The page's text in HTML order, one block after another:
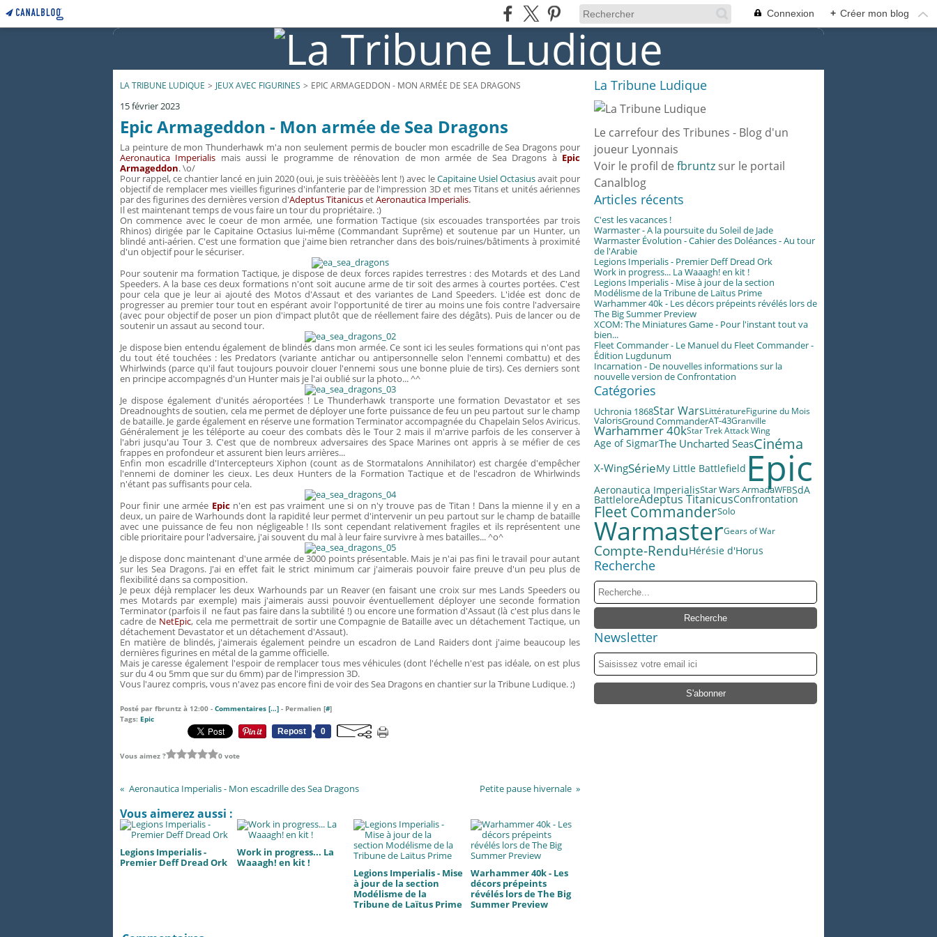
Connexion + Créer mon blog
LA TRIBUNE LUDIQUE > JEUX AVEC FIGURINES > EPIC ARMAGEDDON - MON ARMÉE DE SEA DRAGONS
15 février 2023
Epic Armageddon - Mon armée de Sea Dragons
La peinture de mon Thunderhawk m'a non seulement permis de boucler mon escadrille de Sea Dragons pour
Aeronautica Imperialis mais aussi le programme de rénovation de mon armée de Sea Dragons à Epic
Armageddon. \o/
Pour rappel, ce chantier lancé en juin 2020 (oui, je suis trèèèèès lent !) avec leCapitaine Usiel Octasiusavait pour
objectif de remplacer mes vieilles figurines d'infanterie par de l'impression 3D et mes Titans et unités aériennes
par des figurines des dernières version d'Adeptus TitanicusetAeronautica Imperialis.
Il est maintenant temps de vous faire un tour du propriétaire. :)
On commence avec le coeur de mon armée, une formation Tactique (six escouades transportées par trois
Rhinos) dirigée par le Capitaine Octasius lui-même (Commandant Suprême) et soutenue par un Hunter, un
blindé anti-aérien. C'est une formation que j'aime bien retrancher dans des bois/ruines/bâtiments à proximité
d'un objectif pour le sécuriser.
Pour soutenir ma formation Tactique, je dispose de deux forces rapides terrestres : des Motards et des Land
Speeders. A la base ces deux formations n'ont soit aucune arme de tir soit des armes à courtes portées. C'est
pour cela que je leur ai ajouté des Motos d'Assaut et des variantes de Land Speeders. L'idée est donc de
progresser au premier tour tout en espérant avoir l'opportunité de tirer au moins une fois contre l'adversaire
(avec pour objectif de poser un pion d'impact plutôt que de réellement faire des dégâts). Puis de lancer ou de
soutenir un assaut au second tour.
Je dispose bien entendu également de blindés dans mon armée. Ce sont ici les seules formations qui n'ont pas
du tout été touchées : les Predators (variante antichar ou antipersonnelle selon l'ennemi combattu) et des
Whirlwinds (parce qu'il faut toujours pouvoir clouer l'ennemi sous une bonne pluie de tirs). Ces derniers sont
en principe accompagnés d'un Hunter mais je l'ai oublié sur la photo... ^^
Je dispose également d'unités aéroportées ! Le Thunderhawk transporte une formation Devastator et ses
Dreadnoughts de soutien, cela me permet de déployer une forte puissance de feu un peu partout sur le champ
de bataille. Je garde également en réserve une formation Terminator accompagnée du Chapelain Selos Aviricus.
Généralement je les téléporte au coeur des combats dès le Tour 2 mais il m'arrive parfois de les conserver à
l'abri jusqu'au Tour 3. C'est que de nombreux adversaires des Space Marines ont appris à se méfier de ces
frappes en profondeur et assurent bien leurs arrières...
Enfin mon escadrille d'Intercepteurs Xiphon (count as de Stormatalons Annihilator) est chargée d'empêcher
l'ennemi de dominer les cieux. Les deux Hunters de la Formation Tactique et de l'escadron de Whirlwinds
n'étant pas suffisants pour cela.
Pour finir une armée Epic n'en est pas vraiment une si on n'y trouve pas de Titan ! Dans la mienne il y en a
deux, un paire de Warhounds dont la rapidité leur permet d'intervenir un peu partout sur le champ de bataille
avec une puissance de feu non négligeable ! Ils sont cependant relativement fragiles et ils représentent une
cible prioritaire pour l'adversaire, j'ai souvent du mal à leur faire survivre à mes batailles... ^o^
Je dispose donc maintenant d'une armée de 3000 points présentable. Mais je n'ai pas fini le travail pour autant
sur les Sea Dragons. J'ai en effet fait le strict minimum car j'aimerais pouvoir faire preuve d'un peu plus de
flexibilité dans sa composition.
Je peux déjà remplacer les deux Warhounds par un Reaver (en faisant une croix sur mes Lands Speeders ou
mes Motards par exemple) mais j'aimerais aussi pouvoir éventuellement déployer une seconde formation
Terminator (parfois il ne faut pas faire dans la subtilité !) ou encore une formation d'Assaut (là c'est plus dans le
cadre de NetEpic, cela me permettrait de sortir une Compagnie de Bataille avec un détachement Tactique, un
détachement Devastator et un détachement d'Assaut).
En matière de blindés, j'aimerais également peindre un escadron de Land Raiders dont j'aime beaucoup les
dernières figurines en métal de la gamme officielle.
Mais je caresse également l'espoir de remplacer tous mes véhicules (dont l'échelle n'est pas idéale, on est plus
sur du 4 ou 5mm que sur du 6mm) par de l'impression 3D.
Vous l'aurez compris, vous n'avez pas encore fini de voir des Sea Dragons en chantier sur la Tribune Ludique. ;)
Posté par fbruntz à 12:00 - Commentaires […] - Permalien [#]
Tags: Epic
Repost
0
Vous aimez ? 0 vote
Aeronautica Imperialis - Mon escadrille des Sea Dragons Petite pause hivernale
Vous aimerez aussi :
Legions Imperialis -
Premier Deff Dread Ork
Work in progress... La
Waaagh! en kit !
Legions Imperialis - Mise
à jour de la section
Modélisme de la
Tribune de Laïtus Prime
Warhammer 40k - Les
décors prépeints
révélés lors de The Big
Summer Preview
La Tribune Ludique
Le carrefour des Tribunes - Blog d'un
joueur Lyonnais
Voir le profil de fbruntz sur le portail
Canalblog
Articles récents
C'est les vacances !
Warmaster - A la poursuite du Soleil de Jade
Warmaster Évolution - Cahier des Doléances - Au tour
de l'Arabie
Legions Imperialis - Premier Deff Dread Ork
Work in progress... La Waaagh! en kit !
Legions Imperialis - Mise à jour de la section
Modélisme de la Tribune de Laïtus Prime
Warhammer 40k - Les décors prépeints révélés lors de
The Big Summer Preview
XCOM: The Miniatures Game - Pour l'instant tout va
bien...
Fleet Commander - Le Manuel du Fleet Commander -
Édition Lugdunum
Incarnation - De nouvelles informations sur la
nouvelle version de Confrontation
Catégories
Uchronia 1868Star WarsLittératureFigurine du Mois
ValorisGround CommanderAT-43Granville
Warhammer 40kStar Trek Attack Wing
Age of SigmarThe Uncharted SeasCinéma
X-WingSérieMy Little Battlefield Epic
Aeronautica ImperialisStar Wars ArmadaWFBSdA
BattleloreAdeptus TitanicusConfrontation
Fleet CommanderSolo
WarmasterGears of War
Compte-RenduHérésie d'Horus
Recherche
Newsletter